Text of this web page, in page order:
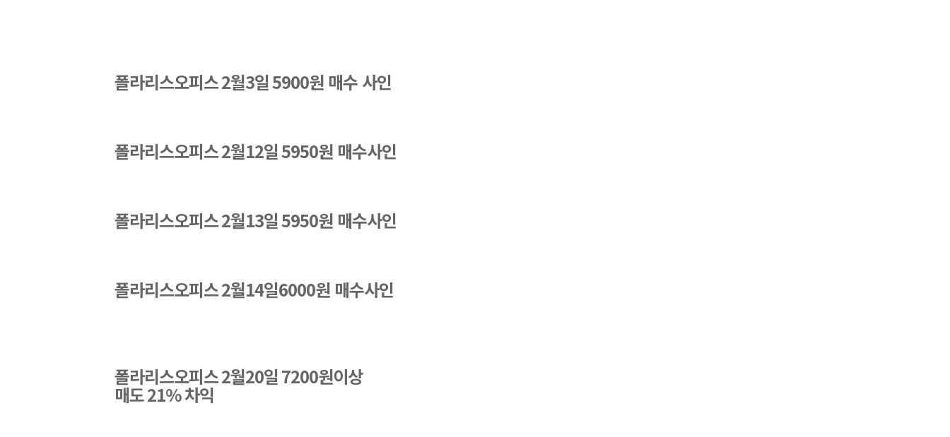
폴라리스오피스 2월3일 5900원 매수 사인
폴라리스오피스 2월12일 5950원 매수사인
폴라리스오피스 2월13일 5950원 매수사인
폴라리스오피스 2월14일6000원 매수사인
폴라리스오피스 2월20일 7200원이상
매도 21% 차익